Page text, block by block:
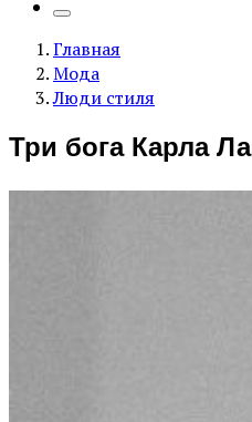
Главная
Мода
Люди стиля
Три бога Карла